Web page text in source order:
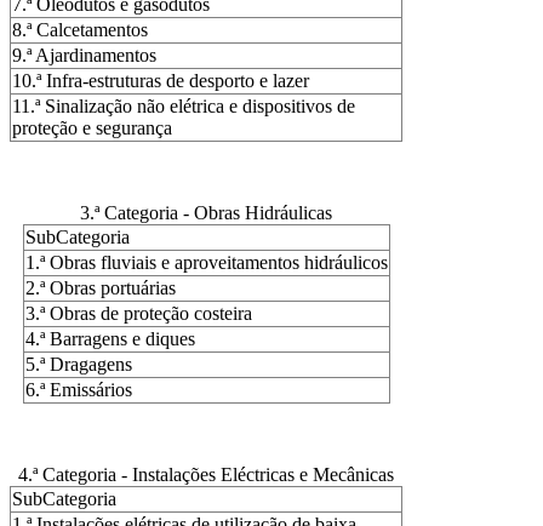
7.ª Oleodutos e gasodutos
8.ª Calcetamentos
9.ª Ajardinamentos
10.ª Infra-estruturas de desporto e lazer
11.ª Sinalização não elétrica e dispositivos de
proteção e segurança
3.ª Categoria - Obras Hidráulicas
SubCategoria
1.ª Obras fluviais e aproveitamentos hidráulicos
2.ª Obras portuárias
3.ª Obras de proteção costeira
4.ª Barragens e diques
5.ª Dragagens
6.ª Emissários
4.ª Categoria - Instalações Eléctricas e Mecânicas
SubCategoria